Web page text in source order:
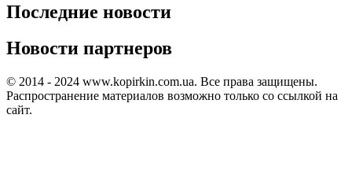
Последние новости
Новости партнеров
© 2014 - 2024 www.kopirkin.com.ua. Все права защищены.
Распространение материалов возможно только со ссылкой на
сайт.